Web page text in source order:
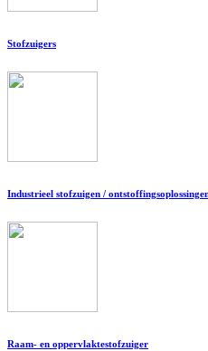
Stofzuigers
Industrieel stofzuigen /
Raam- en oppervlaktestofzuiger